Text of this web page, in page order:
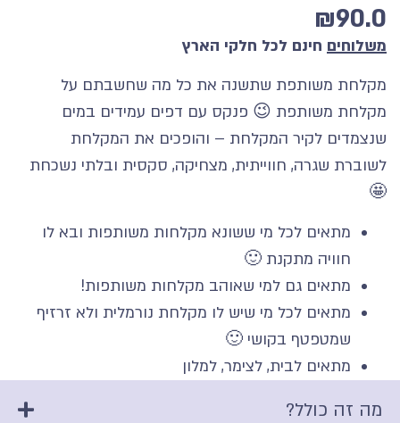
₪90.0
משלוחים חינם לכל חלקי הארץ
מקלחת משותפת שתשנה את כל מה שחשבתם על
מקלחת משותפת 😉 פנקס עם דפים עמידים במים
שנצמדים לקיר המקלחת – והופכים את המקלחת
לשוברת שגרה, חווייתית, מצחיקה, סקסית ובלתי נשכחת
🤩
מתאים לכל מי ששונא מקלחות משותפות ובא לו
חוויה מתקנת 🙂
מתאים גם למי שאוהב מקלחות משותפות!
מתאים לכל מי שיש לו מקלחת נורמלית ולא זרזיף
שמטפטף בקושי 🙂
מתאים לבית, לצימר, למלון
מה זה כולל?